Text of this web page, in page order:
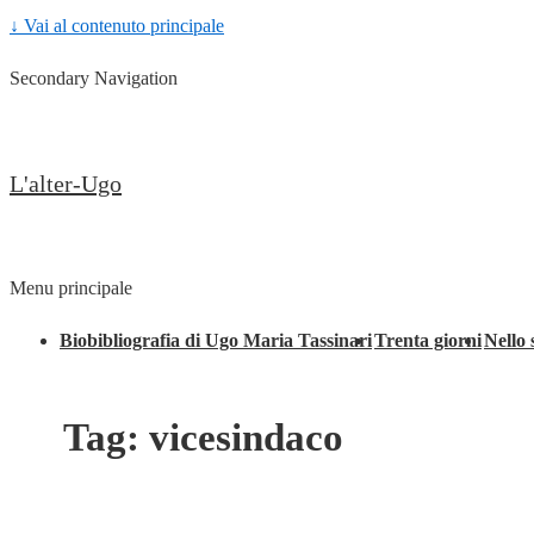
↓ Vai al contenuto principale
Secondary Navigation
L'alter-Ugo
Menu principale
Biobibliografia di Ugo Maria TassinariTrenta giorniNello
Tag: vicesindaco